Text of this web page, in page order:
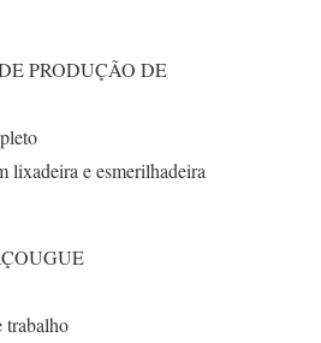
PRODUÇÃO DE
lixadeira e esmerilhadeira
trabalho